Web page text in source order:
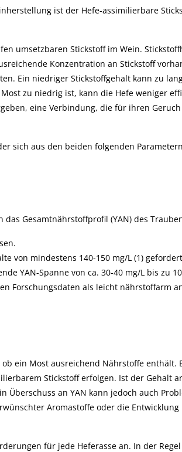
ist der Hefe-assimilierbare
umsetzbaren Stickstoff im Wein.
Konzentration an Stickstoff
Ein niedriger Stickstoffgehalt kann zu
zu niedrig ist, kann die Hefe weniger
eine Verbindung, die für ihren Geruch
sich aus den beiden folgenden
Gesamtnährstoffprofil (YAN) des
von mindestens 140-150 mg/L (1)
YAN-Spanne von ca. 30-40 mg/L bis zu
Forschungsdaten als leicht nährstoffarm
ein Most ausreichend Nährstoffe enthält.
Stickstoff erfolgen. Ist der Gehalt
Überschuss an YAN kann jedoch auch
Aromastoffe oder die
für jede Heferasse an. In der